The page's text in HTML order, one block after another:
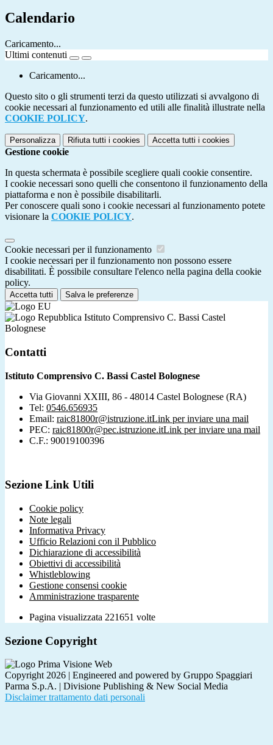
Calendario
Caricamento...
Ultimi contenuti
Caricamento...
Questo sito o gli strumenti terzi da questo utilizzati si avvalgono di
cookie necessari al funzionamento ed utili alle finalità illustrate nella
COOKIE POLICY.
Personalizza Rifiuta tutti i cookies Accetta tutti i cookies
Gestione cookie
In questa schermata è possibile scegliere quali cookie consentire.
I cookie necessari sono quelli che consentono il funzionamento della
piattaforma e non è possibile disabilitarli.
Per conoscere quali sono i cookie necessari al funzionamento potete
visionare la COOKIE POLICY.
Cookie necessari per il funzionamento
I cookie necessari per il funzionamento non possono essere
disabilitati. È possibile consultare l'elenco nella pagina della cookie
policy.
Accetta tutti Salva le preferenze
Istituto Comprensivo C. Bassi Castel
Bolognese
Contatti
Istituto Comprensivo C. Bassi Castel Bolognese
Via Giovanni XXIII, 86 - 48014 Castel Bolognese (RA)
Tel: 0546.656935
Email: raic81800r@istruzione.itLink per inviare una mail
PEC: raic81800r@pec.istruzione.itLink per inviare una mail
C.F.: 90019100396
Sezione Link Utili
Cookie policy
Note legali
Informativa Privacy
Ufficio Relazioni con il Pubblico
Dichiarazione di accessibilità
Obiettivi di accessibilità
Whistleblowing
Gestione consensi cookie
Amministrazione trasparente
Pagina visualizzata 221651 volte
Sezione Copyright
Copyright 2026 | Engineered and powered by Gruppo Spaggiari
Parma S.p.A. | Divisione Publishing & New Social Media
Disclaimer trattamento dati personali